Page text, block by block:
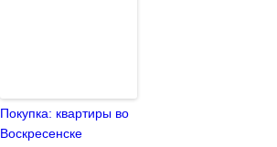
Покупка: квартиры во
Воскресенске